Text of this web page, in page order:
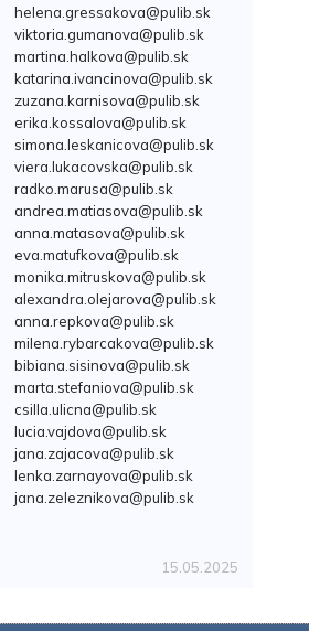
helena.gressakova@pulib.sk
viktoria.gumanova@pulib.sk
martina.halkova@pulib.sk
katarina.ivancinova@pulib.sk
zuzana.karnisova@pulib.sk
erika.kossalova@pulib.sk
simona.leskanicova@pulib.sk
viera.lukacovska@pulib.sk
radko.marusa@pulib.sk
andrea.matiasova@pulib.sk
anna.matasova@pulib.sk
eva.matufkova@pulib.sk
monika.mitruskova@pulib.sk
alexandra.olejarova@pulib.sk
anna.repkova@pulib.sk
milena.rybarcakova@pulib.sk
bibiana.sisinova@pulib.sk
marta.stefaniova@pulib.sk
csilla.ulicna@pulib.sk
lucia.vajdova@pulib.sk
jana.zajacova@pulib.sk
lenka.zarnayova@pulib.sk
jana.zeleznikova@pulib.sk
15.05.2025